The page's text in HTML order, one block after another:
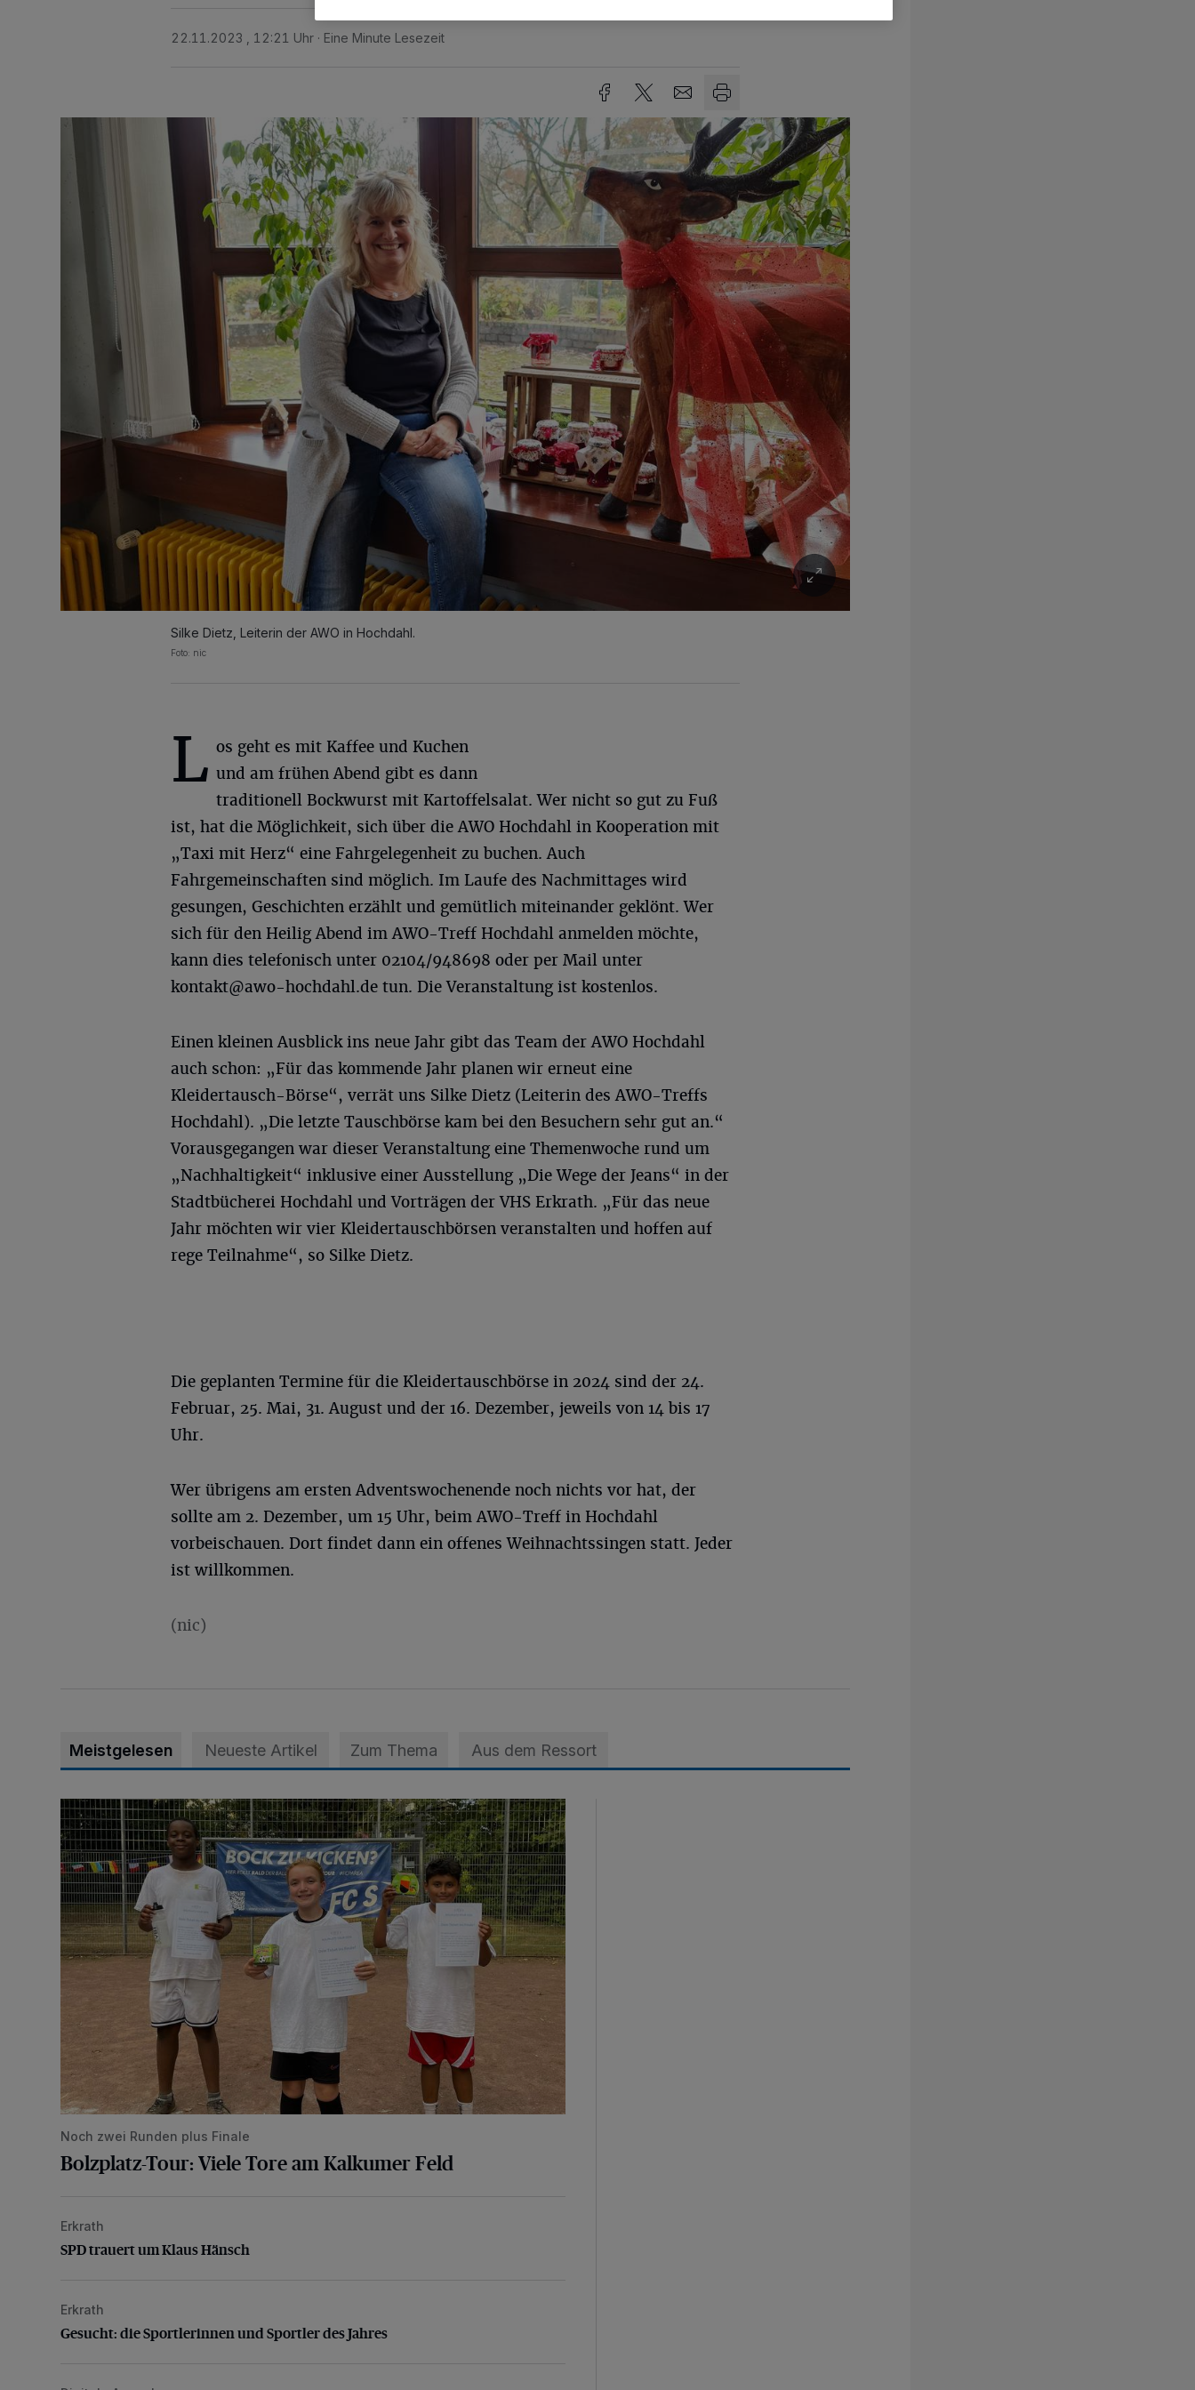
22.11.2023 , 12:21 Uhr Eine Minute Lesezeit
Silke Dietz, Leiterin der AWO in Hochdahl.
Foto: nic
L os geht es mit Kaffee und Kuchen
und am frühen Abend gibt es dann
traditionell Bockwurst mit Kartoffelsalat. Wer nicht so gut zu Fuß
ist, hat die Möglichkeit, sich über die AWO Hochdahl in Kooperation mit
„Taxi mit Herz“ eine Fahrgelegenheit zu buchen. Auch
Fahrgemeinschaften sind möglich. Im Laufe des Nachmittages wird
gesungen, Geschichten erzählt und gemütlich miteinander geklönt. Wer
sich für den Heilig Abend im AWO-Treff Hochdahl anmelden möchte,
kann dies telefonisch unter 02104/948698 oder per Mail unter
kontakt@awo-hochdahl.de tun. Die Veranstaltung ist kostenlos.
Einen kleinen Ausblick ins neue Jahr gibt das Team der AWO Hochdahl
auch schon: „Für das kommende Jahr planen wir erneut eine
Kleidertausch-Börse“, verrät uns Silke Dietz (Leiterin des AWO-Treffs
Hochdahl). „Die letzte Tauschbörse kam bei den Besuchern sehr gut an.“
Vorausgegangen war dieser Veranstaltung eine Themenwoche rund um
„Nachhaltigkeit“ inklusive einer Ausstellung „Die Wege der Jeans“ in der
Stadtbücherei Hochdahl und Vorträgen der VHS Erkrath. „Für das neue
Jahr möchten wir vier Kleidertauschbörsen veranstalten und hoffen auf
rege Teilnahme“, so Silke Dietz.
Die geplanten Termine für die Kleidertauschbörse in 2024 sind der 24.
Februar, 25. Mai, 31. August und der 16. Dezember, jeweils von 14 bis 17
Uhr.
Wer übrigens am ersten Adventswochenende noch nichts vor hat, der
sollte am 2. Dezember, um 15 Uhr, beim AWO-Treff in Hochdahl
vorbeischauen. Dort findet dann ein offenes Weihnachtssingen statt. Jeder
ist willkommen.
(nic)
Meistgelesen Neueste Artikel Zum Thema Aus dem Ressort
Bolzplatz-Tour: Viele Tore am Kalkumer Feld
Noch zwei Runden plus Finale
Bolzplatz-Tour: Viele Tore am Kalkumer Feld
SPD trauert um Klaus Hänsch
Erkrath
SPD trauert um Klaus Hänsch
Gesucht: die Sportlerinnen und Sportler des Jahres
Erkrath
Gesucht: die Sportlerinnen und Sportler des Jahres